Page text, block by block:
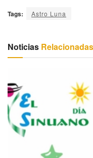
Tags: Astro Luna
Noticias Relacionadas